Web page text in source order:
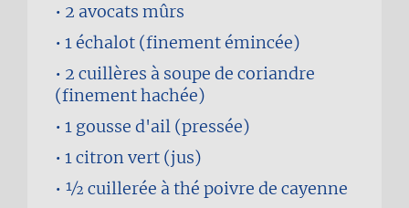
2 avocats mûrs
1échalot (finement émincée)
2 cuillères à soupe de coriandre
(finement hachée)
1 gousse d'ail (pressée)
1citron vert (jus)
1⁄2 cuillerée à thé poivre de cayenne